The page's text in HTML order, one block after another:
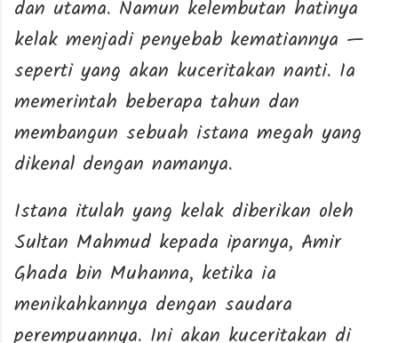
dan utama. Namun kelembutan hatinya
kelak menjadi penyebab kematiannya —
seperti yang akan kuceritakan nanti. Ia
memerintah beberapa tahun dan
membangun sebuah istana megah yang
dikenal dengan namanya.
Istana itulah yang kelak diberikan oleh
Sultan Mahmud kepada iparnya, Amir
Ghada bin Muhanna, ketika ia
menikahkannya dengan saudara
perempuannya. Ini akan kuceritakan di